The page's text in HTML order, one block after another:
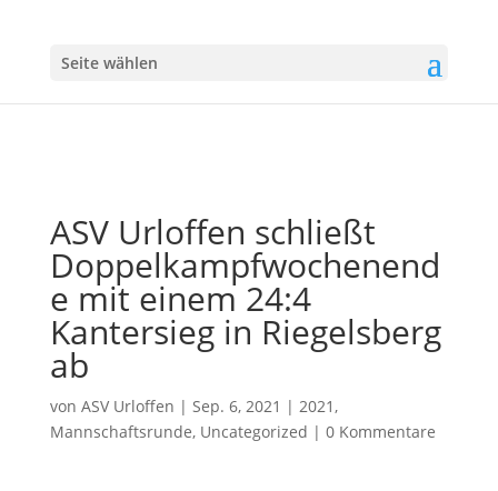
Seite wählen
ASV Urloffen schließt
Doppelkampfwochenend
e mit einem 24:4
Kantersieg in Riegelsberg
ab
von ASV Urloffen | Sep. 6, 2021 | 2021,
Mannschaftsrunde, Uncategorized | 0 Kommentare